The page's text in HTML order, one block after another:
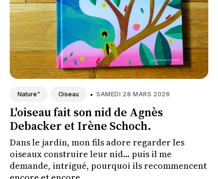
Nature" Oiseau • SAMEDI 28 MARS 2026
L'oiseau fait son nid de Agnès
Debacker et Irène Schoch.
Dans le jardin, mon fils adore regarder les
oiseaux construire leur nid… puis il me
demande, intrigué, pourquoi ils recommencent